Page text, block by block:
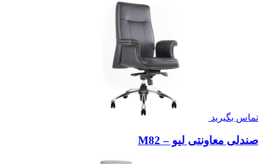
تماس بگیرید
صندلی معاونتی لیو – M82